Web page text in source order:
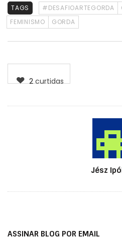
TAGS #DESAFIOARTEGORDA
FEMINISMO
GORDA
2curtidas
Jész
ASSINAR BLOG POR EMAIL